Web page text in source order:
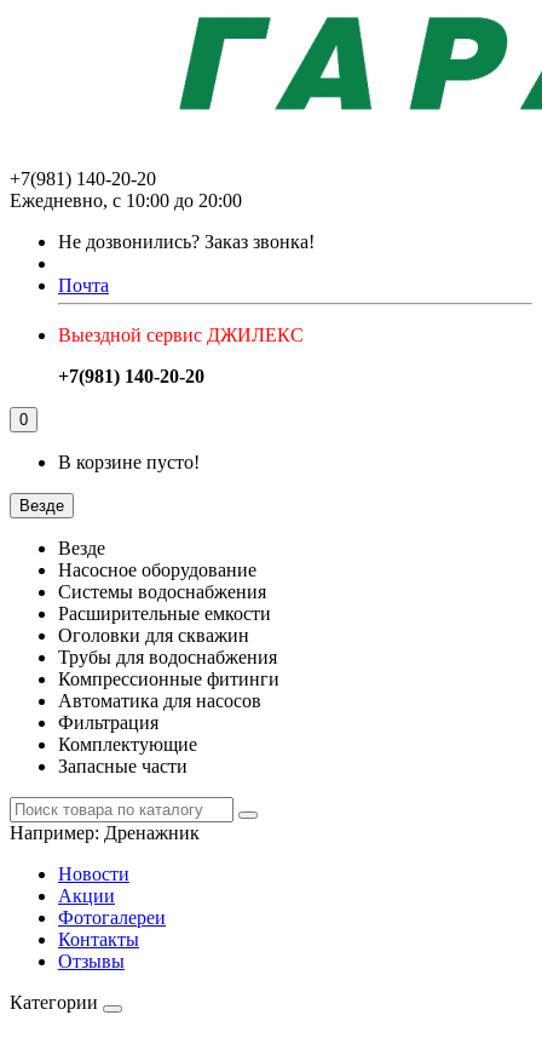
+7(981) 140-20-20
Ежедневно, с 10:00 до 20:00
Не дозвонились? Заказ звонка!
Почта
Выездной сервис ДЖИЛЕКС
+7(981) 140-20-20
0
В корзине пусто!
Везде
Везде
Насосное оборудование
Системы водоснабжения
Расширительные емкости
Оголовки для скважин
Трубы для водоснабжения
Компрессионные фитинги
Автоматика для насосов
Фильтрация
Комплектующие
Запасные части
Например: Дренажник
Новости
Акции
Фотогалереи
Контакты
Отзывы
Категории